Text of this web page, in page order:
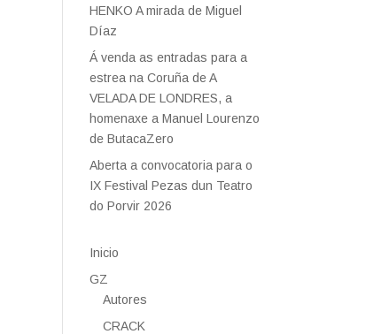
HENKO A mirada de Miguel
Díaz
Á venda as entradas para a
estrea na Coruña de A
VELADA DE LONDRES, a
homenaxe a Manuel Lourenzo
de ButacaZero
Aberta a convocatoria para o
IX Festival Pezas dun Teatro
do Porvir 2026
Inicio
GZ
Autores
CRACK